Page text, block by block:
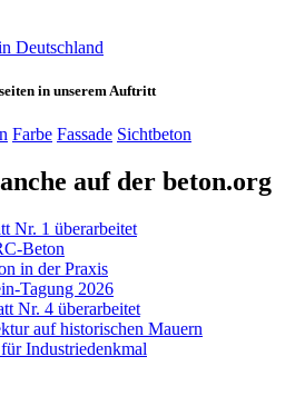
Deutschland
in unserem Auftritt
Farbe Fassade Sichtbeton
auf der beton.org
Nr. 1 überarbeitet
Beton
in der Praxis
Tagung 2026
Nr. 4 überarbeitet
auf historischen Mauern
Industriedenkmal